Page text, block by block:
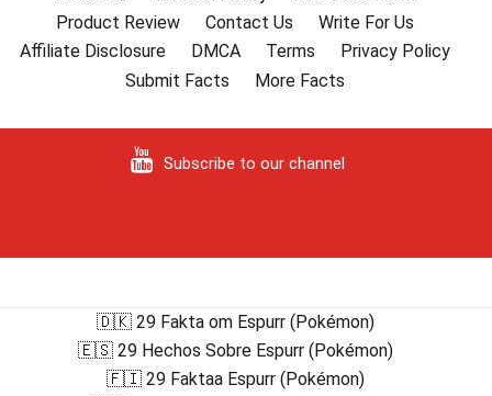
Product Review
Contact Us
Write For Us
Affiliate Disclosure
DMCA Terms
Privacy Policy
Submit Facts
More Facts
Subscribe to our channel
🇩🇰 29 Fakta om Espurr (Pokémon)
🇪🇸 29 Hechos Sobre Espurr (Pokémon)
🇫🇮 29 Faktaa Espurr (Pokémon)